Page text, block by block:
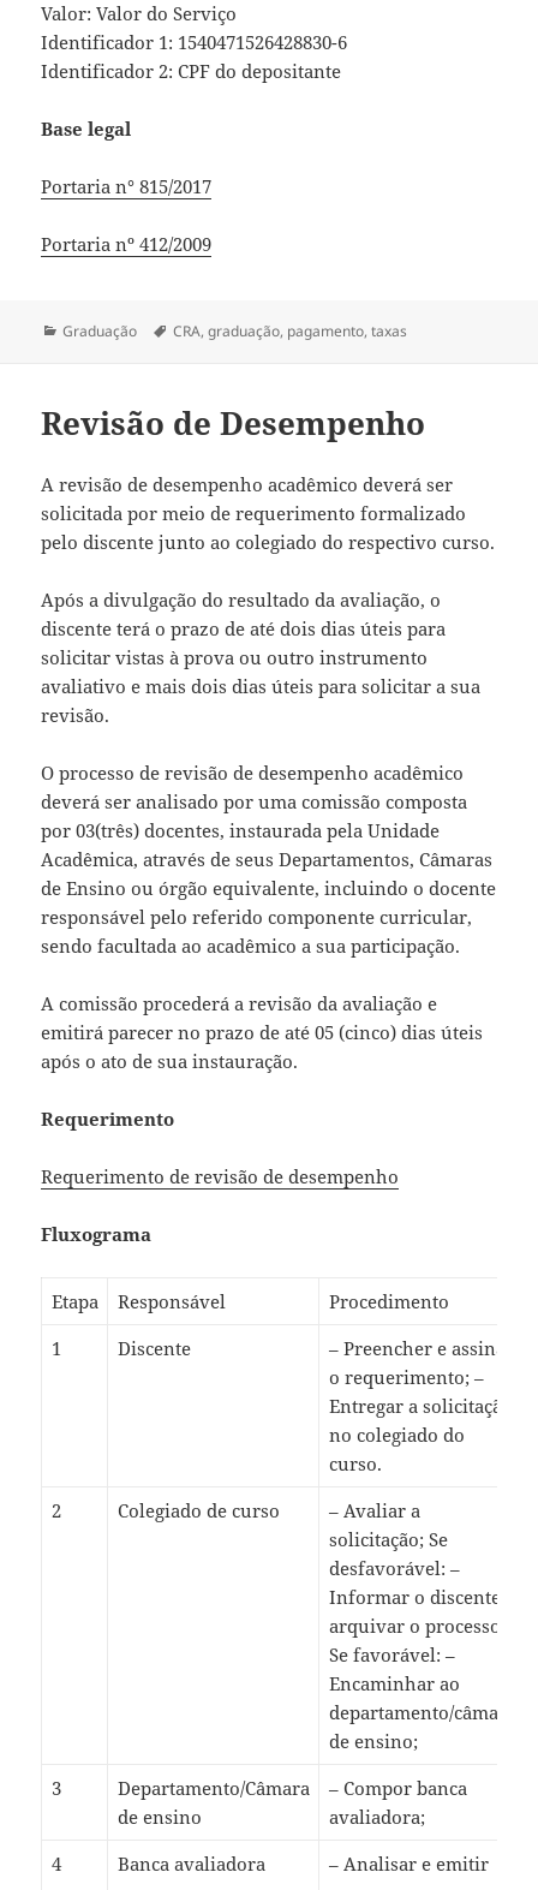
Valor: Valor do Serviço
Identificador 1: 1540471526428830-6
Identificador 2: CPF do depositante
Base legal
Portaria n° 815/2017
Portaria nº 412/2009
Categorias
Graduação Tags
CRA,graduação, pagamento,taxas
Revisão de Desempenho
A revisão de desempenho acadêmico deverá ser
solicitada por meio de requerimento formalizado
pelo discente junto ao colegiado do respectivo curso.
Após a divulgação do resultado da avaliação, o
discente terá o prazo de até dois dias úteis para
solicitar vistas à prova ou outro instrumento
avaliativo e mais dois dias úteis para solicitar a sua
revisão.
O processo de revisão de desempenho acadêmico
deverá ser analisado por uma comissão composta
por 03(três) docentes, instaurada pela Unidade
Acadêmica, através de seus Departamentos, Câmaras
de Ensino ou órgão equivalente, incluindo o docente
responsável pelo referido componente curricular,
sendo facultada ao acadêmico a sua participação.
A comissão procederá a revisão da avaliação e
emitirá parecer no prazo de até 05 (cinco) dias úteis
após o ato de sua instauração.
Requerimento
Requerimento de revisão de desempenho
Fluxograma
Etapa Responsável
Procedimento
1
Discente
– Preencher e assinar
o requerimento; –
Entregar a solicitação
no colegiado do
curso.
2
Colegiado de curso
– Avaliar a
solicitação; Se
desfavorável: –
Informar o discente e
arquivar o processo;
Se favorável: –
Encaminhar ao
departamento/câmara
de ensino;
3
Departamento/Câmara
de ensino
– Compor banca
avaliadora;
4
Banca avaliadora
– Analisar e emitir